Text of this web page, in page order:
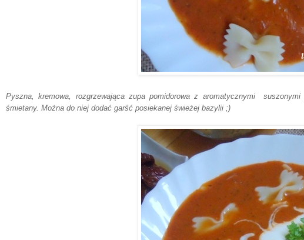
Pyszna, kremowa, rozgrzewająca zupa pomidorowa z aromatycznymi suszonymi
śmietany. Można do niej dodać garść posiekanej świeżej bazylii ;)